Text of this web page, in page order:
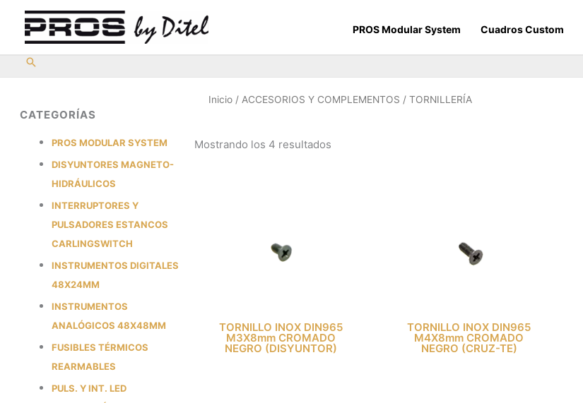
contenido
PROS Modular System Cuadros Custom
CATEGORÍAS
PROS MODULAR SYSTEM
DISYUNTORES MAGNETO-
HIDRÁULICOS
INTERRUPTORES Y
PULSADORES ESTANCOS
CARLINGSWITCH
INSTRUMENTOS DIGITALES
48X24MM
INSTRUMENTOS
ANALÓGICOS 48X48MM
FUSIBLES TÉRMICOS
REARMABLES
PULS. Y INT. LED
Inicio/ ACCESORIOS Y COMPLEMENTOS / TORNILLERÍA
Mostrando los 4 resultados
TORNILLO INOX DIN965
M3X8mm CROMADO
NEGRO (DISYUNTOR)
TORNILLO INOX DIN965
M4X8mm CROMADO
NEGRO (CRUZ-TE)